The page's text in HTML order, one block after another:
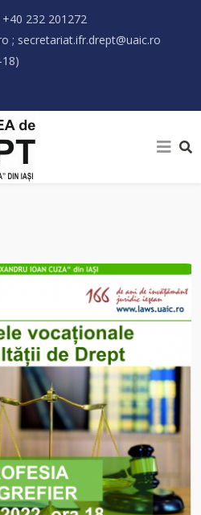
232 201272
; secretariat.ifr.drept@uaic.ro